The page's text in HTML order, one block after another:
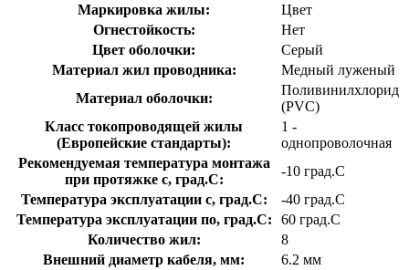
Маркировка жилы:
Цвет
Огнестойкость:
Нет
Цвет оболочки:
Серый
Материал жил проводника:
Медный луженый
Материал оболочки:
Поливинилхлорид
(PVC)
Класс токопроводящей жилы
(Европейские стандарты):
1 -
однопроволочная
Рекомендуемая температура монтажа
при протяжке с, град.C:
-10 град.C
Температура эксплуатации с, град.C:
-40 град.C
Температура эксплуатации по, град.C:
60 град.C
Количество жил:
8
Внешний диаметр кабеля, мм:
6.2 мм